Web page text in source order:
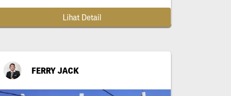
Lihat Detail
FERRY JACK